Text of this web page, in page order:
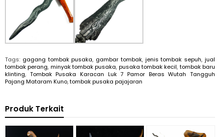
Tags: gagang tombak pusaka, gambar tombak, jenis tombak sepuh,jual
tombak perang, minyak tombak pusaka, pusaka tombak kecil, tombak baru
klinting, Tombak Pusaka Karacan Luk 7 Pamor Beras Wutah Tangguh
Pajang Mataram Kuno,tombak pusaka pajajaran
Produk Terkait